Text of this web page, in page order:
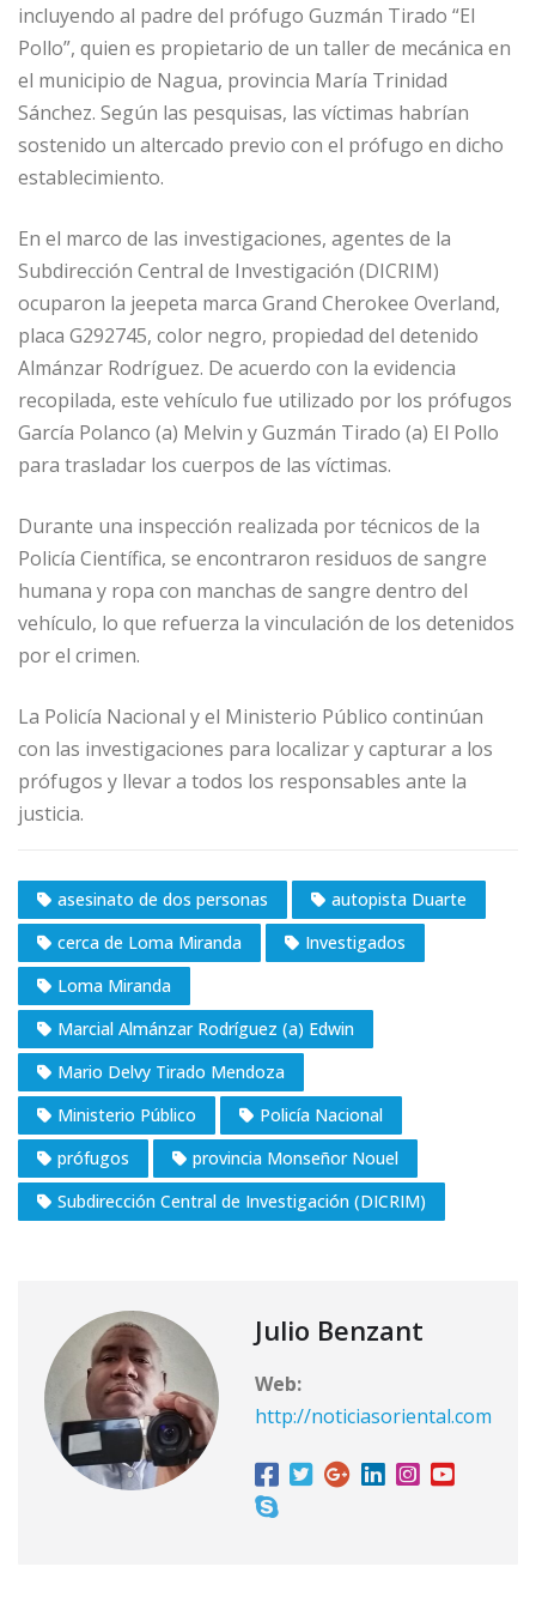
incluyendo al padre del prófugo Guzmán Tirado “El
Pollo”, quien es propietario de un taller de mecánica en
el municipio de Nagua, provincia María Trinidad
Sánchez. Según las pesquisas, las víctimas habrían
sostenido un altercado previo con el prófugo en dicho
establecimiento.
En el marco de las investigaciones, agentes de la
Subdirección Central de Investigación (DICRIM)
ocuparon la jeepeta marca Grand Cherokee Overland,
placa G292745, color negro, propiedad del detenido
Almánzar Rodríguez. De acuerdo con la evidencia
recopilada, este vehículo fue utilizado por los prófugos
García Polanco (a) Melvin y Guzmán Tirado (a) El Pollo
para trasladar los cuerpos de las víctimas.
Durante una inspección realizada por técnicos de la
Policía Científica, se encontraron residuos de sangre
humana y ropa con manchas de sangre dentro del
vehículo, lo que refuerza la vinculación de los detenidos
por el crimen.
La Policía Nacional y el Ministerio Público continúan
con las investigaciones para localizar y capturar a los
prófugos y llevar a todos los responsables ante la
justicia.
asesinato de dos personas
autopista Duarte
cerca de Loma Miranda
Investigados
Loma Miranda
Marcial Almánzar Rodríguez (a) Edwin
Mario Delvy Tirado Mendoza
Ministerio Público
Policía Nacional
prófugos
provincia Monseñor Nouel
Subdirección Central de Investigación (DICRIM)
Julio Benzant
Web:
http://noticiasoriental.com